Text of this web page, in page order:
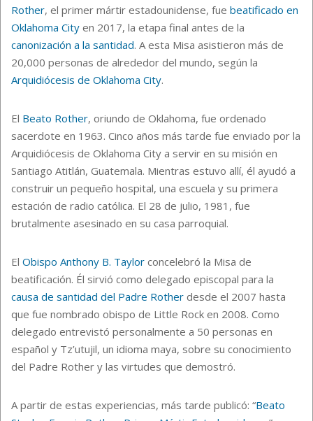
Rother, el primer mártir estadounidense, fue beatificado en
Oklahoma City en 2017, la etapa final antes de la
canonización a la santidad. A esta Misa asistieron más de
20,000 personas de alrededor del mundo, según la
Arquidiócesis de Oklahoma City.
El Beato Rother, oriundo de Oklahoma, fue ordenado
sacerdote en 1963. Cinco años más tarde fue enviado por la
Arquidiócesis de Oklahoma City a servir en su misión en
Santiago Atitlán, Guatemala. Mientras estuvo allí, él ayudó a
construir un pequeño hospital, una escuela y su primera
estación de radio católica. El 28 de julio, 1981, fue
brutalmente asesinado en su casa parroquial.
El Obispo Anthony B. Taylor concelebró la Misa de
beatificación. Él sirvió como delegado episcopal para la
causa de santidad del Padre Rother desde el 2007 hasta
que fue nombrado obispo de Little Rock en 2008. Como
delegado entrevistó personalmente a 50 personas en
español y Tz’utujil, un idioma maya, sobre su conocimiento
del Padre Rother y las virtudes que demostró.
A partir de estas experiencias, más tarde publicó: “Beato